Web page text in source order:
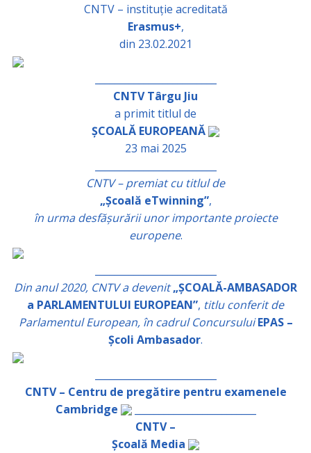
CNTV – instituție acreditată
Erasmus+,
din 23.02.2021
CNTV Târgu Jiu
a primit titlul de
ȘCOALĂ EUROPEANĂ
23 mai 2025
CNTV – premiat cu titlul de
„Școală eTwinning”,
în urma desfășurării unor importante proiecte
europene.
Din anul 2020, CNTV a devenit „ȘCOALĂ-AMBASADOR
a PARLAMENTULUI EUROPEAN”, titlu conferit de
Parlamentul European, în cadrul Concursului EPAS –
Școli Ambasador.
CNTV – Centru de pregătire pentru examenele
Cambridge
_________________________
CNTV –
Școală Media